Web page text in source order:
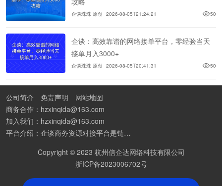
企谈珠珠 原创 2026-08-05T21:24:21 50
企谈：高效靠谱的网络接单平台，零经验当天
接单月入3000+
企谈珠珠 原创 2026-08-05T20:41:31 50
公司简介 免责声明
网站地图
商务合作：hzxinqida@163.com
加入我们：hzxinqida@163.com
平台介绍：企谈商务资源对接平台是链接资源人脉与客户的平台,也是地推app接任务平台、地推拉新团队接单平台。平台汇聚100W+商务资源，地推拉新、APP推广、BD异业合作等业务可免费发布。同时全国的地推团队和个人都可在地推接单平台找到赚钱项目和分享交流地推问题。
Copyright © 2023 杭州信企达网络科技有限公司
浙ICP备2023006702号